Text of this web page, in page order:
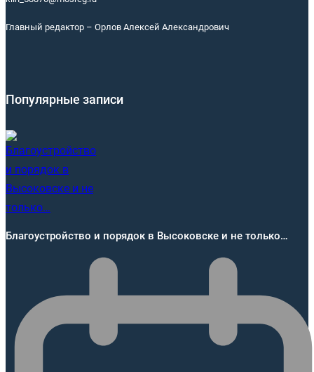
Главный редактор – Орлов Алексей Александрович
Популярные записи
Благоустройство и порядок в Высоковске и не только…